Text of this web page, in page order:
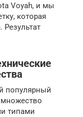
Voyah, и мы
которая
популярный
типами